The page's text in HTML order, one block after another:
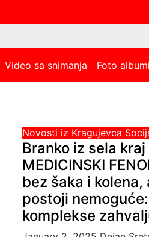
Video sa snimanja Foto albumi
Novosti iz Kragujevca
Branko iz sela
MEDICINSKI
bez šaka i kolena,
postoji
komplekse